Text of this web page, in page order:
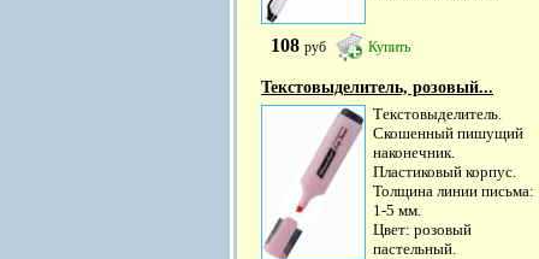
108 руб Купить
Текстовыделитель, розовый...
Текстовыделитель.
Скошенный пишущий
наконечник.
Пластиковый корпус.
Толщина линии письма:
1-5 мм.
Цвет: розовый
пастельный.